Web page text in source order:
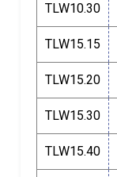
TLW10.30
TLW15.15
TLW15.20
TLW15.30
TLW15.40